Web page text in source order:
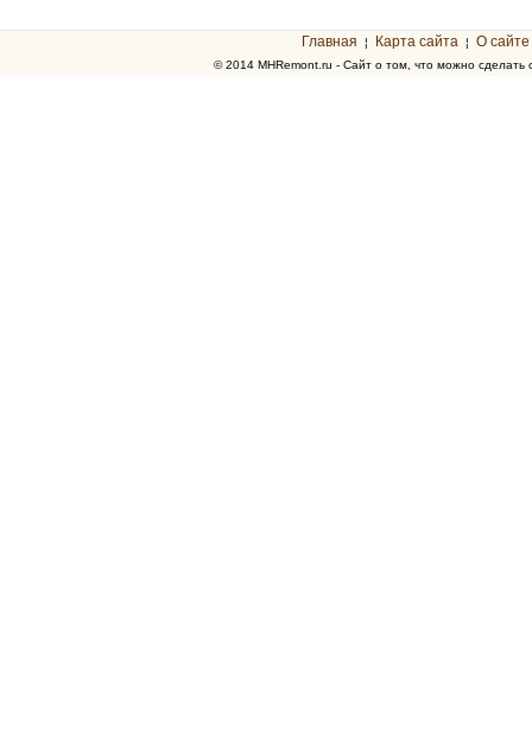
Главная ¦ Карта сайта ¦ О сайте
© 2014 MHRemont.ru - Сайт о том, что можно сделать